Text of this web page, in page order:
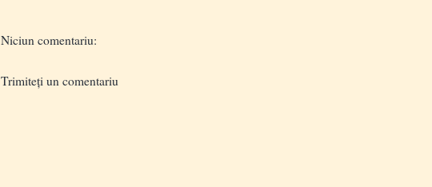
Niciun comentariu:
Trimiteți un comentariu